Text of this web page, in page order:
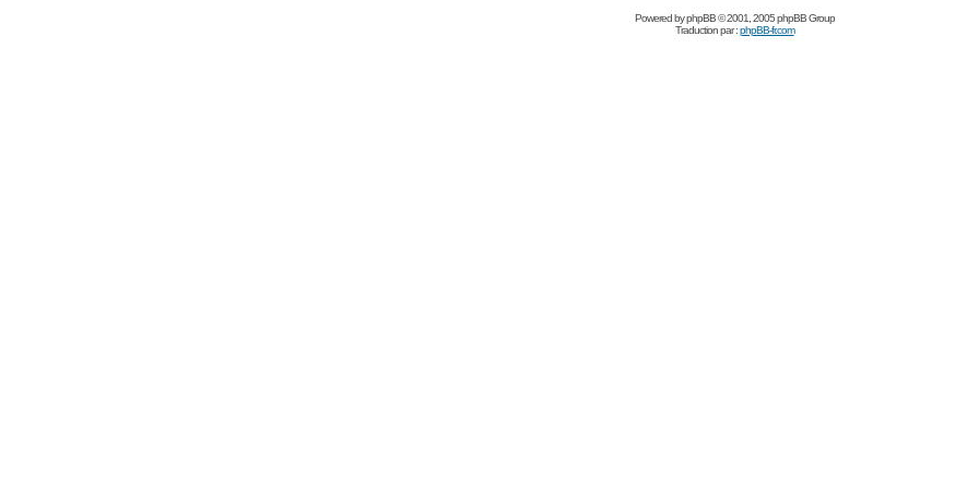
Powered byphpBB© 2001, 2005 phpBB Group
Traduction par :phpBB-fr.com